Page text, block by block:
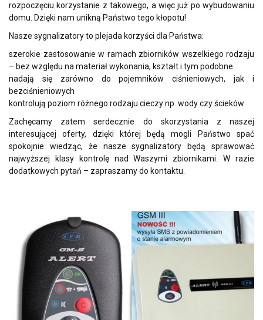
rozpoczęciu korzystanie z takowego, a więc już po wybudowaniu
domu. Dzięki nam unikną Państwo tego kłopotu!
Nasze sygnalizatory to plejada korzyści dla Państwa:
szerokie zastosowanie w ramach zbiorników wszelkiego rodzaju
– bez względu na materiał wykonania, kształt i tym podobne
nadają się zarówno do pojemników ciśnieniowych, jak i
bezciśnieniowych
kontrolują poziom różnego rodzaju cieczy np. wody czy ścieków
Zachęcamy zatem serdecznie do skorzystania z naszej
interesującej oferty, dzięki której będą mogli Państwo spać
spokojnie wiedząc, że nasze sygnalizatory będą sprawować
najwyższej klasy kontrolę nad Waszymi zbiornikami. W razie
dodatkowych pytań – zapraszamy do kontaktu.